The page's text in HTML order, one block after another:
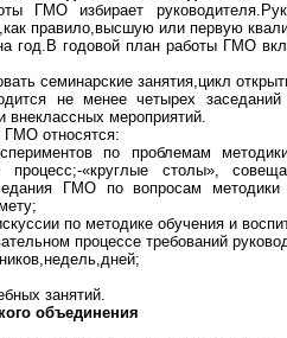
ГМО избирает
правило,высшую или первую
год.В годовой план работы ГМО
семинарские занятия,цикл
не менее четырех
внеклассных мероприятий.
относятся:
по проблемам
процесс;-«круглые столы»,
ГМО по вопросам
по методике обучения и
процессе требований
занятий.
объединения